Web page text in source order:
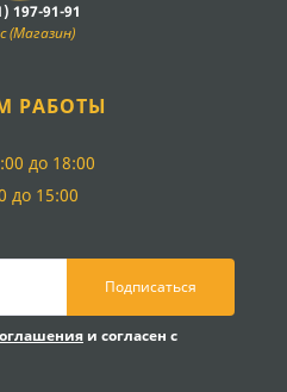
197-91-91
(Магазин)
РАБОТЫ
до 18:00
до 15:00
Подписаться
и согласен с